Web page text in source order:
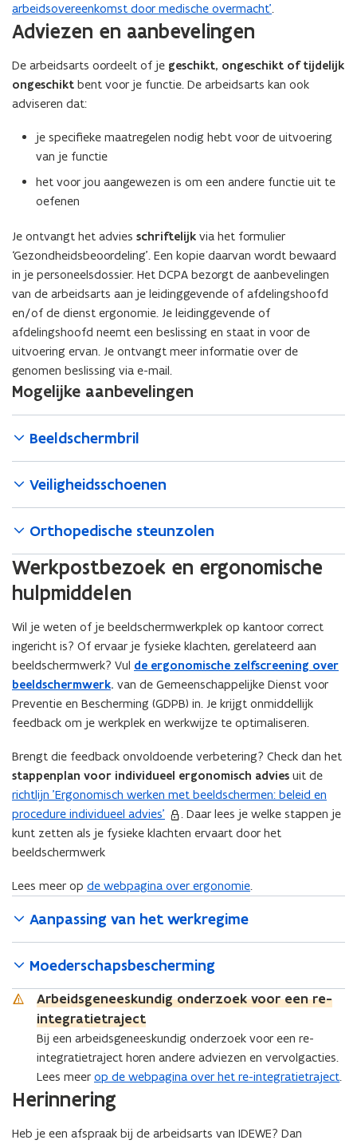
arbeidsovereenkomst door medische overmacht’.
Adviezen en aanbevelingen
De arbeidsarts oordeelt of je geschikt, ongeschikt of tijdelijk
ongeschikt bent voor je functie. De arbeidsarts kan ook
adviseren dat:
je specifieke maatregelen nodig hebt voor de uitvoering
van je functie
het voor jou aangewezen is om een andere functie uit te
oefenen
Je ontvangt het advies schriftelijk via het formulier
‘Gezondheidsbeoordeling’. Een kopie daarvan wordt bewaard
in je personeelsdossier. Het DCPA bezorgt de aanbevelingen
van de arbeidsarts aan je leidinggevende of afdelingshoofd
en/of de dienst ergonomie. Je leidinggevende of
afdelingshoofd neemt een beslissing en staat in voor de
uitvoering ervan. Je ontvangt meer informatie over de
genomen beslissing via e-mail.
Mogelijke aanbevelingen
Beeldschermbril
Veiligheidsschoenen
Orthopedische steunzolen
Werkpostbezoek en ergonomische
hulpmiddelen
Wil je weten of je beeldschermwerkplek op kantoor correct
ingericht is? Of ervaar je fysieke klachten, gerelateerd aan
beeldschermwerk? Vul de ergonomische zelfscreening over
beeldschermwerk. van de Gemeenschappelijke Dienst voor
Preventie en Bescherming (GDPB) in. Je krijgt onmiddellijk
feedback om je werkplek en werkwijze te optimaliseren.
Brengt die feedback onvoldoende verbetering? Check dan het
stappenplan voor individueel ergonomisch advies uit de
richtlijn ’Ergonomisch werken met beeldschermen: beleid en
procedure individueel advies’
. Daar lees je welke stappen je
kunt zetten als je fysieke klachten ervaart door het
beeldschermwerk
Lees meer op de webpagina over ergonomie.
Aanpassing van het werkregime
Moederschapsbescherming
Arbeidsgeneeskundig onderzoek voor een re-
integratietraject
Bij een arbeidsgeneeskundig onderzoek voor een re-
integratietraject horen andere adviezen en vervolgacties.
Lees meer op de webpagina over het re-integratietraject.
Herinnering
Heb je een afspraak bij de arbeidsarts van IDEWE? Dan